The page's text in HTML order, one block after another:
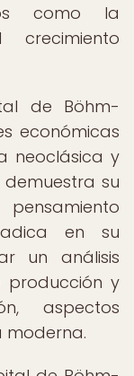
como la
de Böhm-
económicas
neoclásica y
su
en su
un análisis
y
aspectos
moderna.